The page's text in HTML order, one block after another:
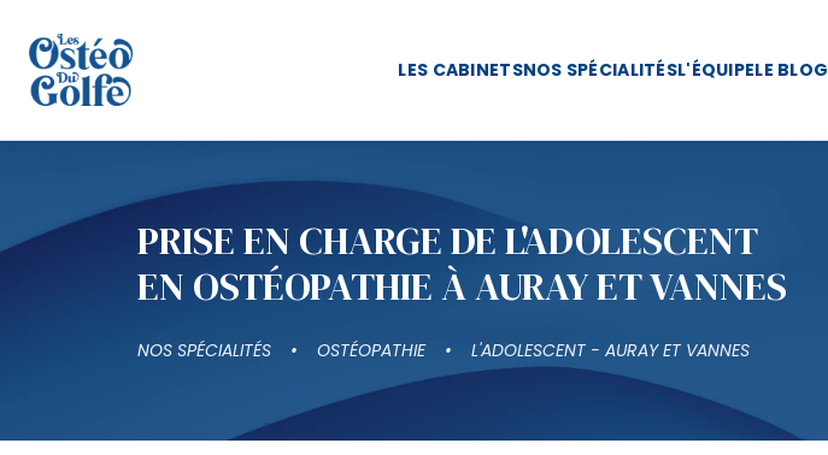
LES CABINETSNOS SPÉCIALITÉSL'ÉQUIPELE BLOG
PRISE EN CHARGE DE L'ADOLESCENT
EN OSTÉOPATHIE À AURAY ET VANNES
NOS SPÉCIALITÉS OSTÉOPATHIE L'ADOLESCENT - AURAY ET VANNES